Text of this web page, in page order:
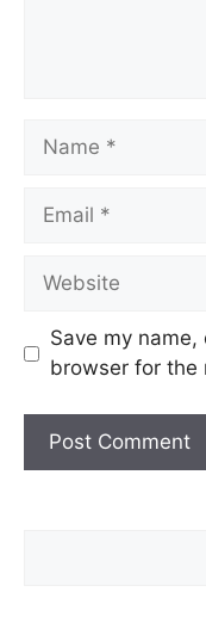
Name
Email
Website
Save my
browser for the